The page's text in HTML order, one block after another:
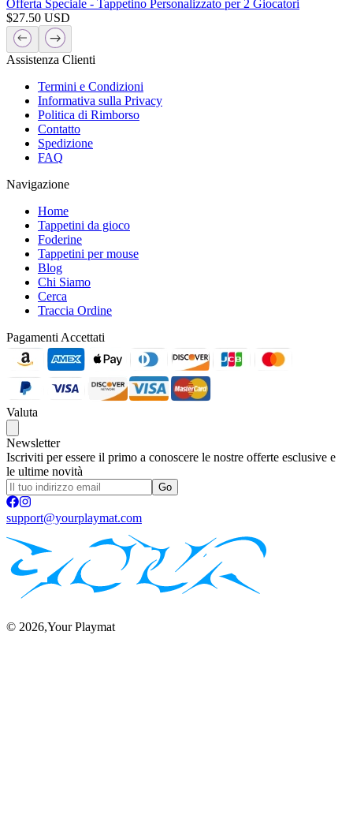
Offerta Speciale - Tappetino Personalizzato per 2 Giocatori
$27.50 USD
Assistenza Clienti
Termini e Condizioni
Informativa sulla Privacy
Politica di Rimborso
Contatto
Spedizione
FAQ
Navigazione
Home
Tappetini da gioco
Foderine
Tappetini per mouse
Blog
Chi Siamo
Cerca
Traccia Ordine
Pagamenti Accettati
Valuta
Newsletter
Iscriviti per essere il primo a conoscere le nostre offerte esclusive e
le ultime novità
Go
support@yourplaymat.com
© 2026,Your Playmat